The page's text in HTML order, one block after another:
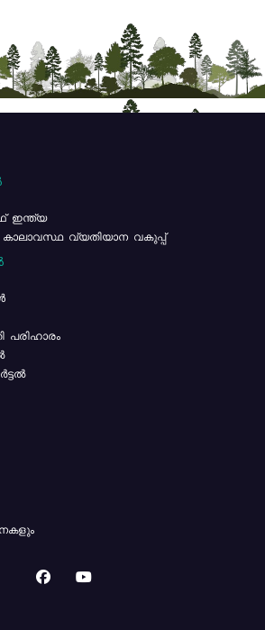
ഇന്ത്യ
കാലാവസ്ഥ വ്യതിയാന വകുപ്പ്
പരിഹാരം